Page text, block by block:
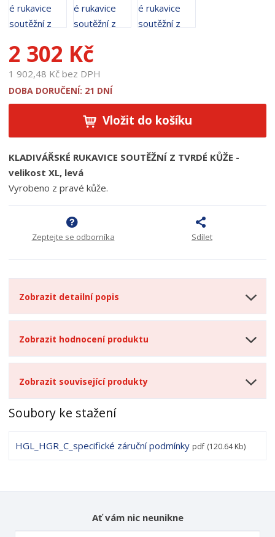
d
u
t
u
:
1
8
2 302 Kč
1 902,48 Kč bez DPH
DOBA DORUČENÍ: 21 DNÍ
Vložit do košíku
KLADIVÁŘSKÉ RUKAVICE SOUTĚŽNÍ Z TVRDÉ KŮŽE -
velikost XL, levá
Vyrobeno z pravé kůže.
Zeptejte se odborníka Sdílet
Zobrazit detailní popis
Zobrazit hodnocení produktu
Zobrazit související produkty
Soubory ke stažení
HGL_HGR_C_specifické záruční podmínky pdf (120.64 Kb)
Ať vám nic neunikne